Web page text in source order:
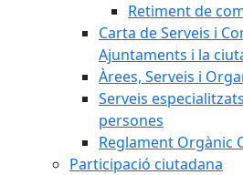
Retiment de
Carta de Serveis i
Ajuntaments i la
Àrees, Serveis i
Serveis
persones
Reglament Orgànic
Participació ciutadana